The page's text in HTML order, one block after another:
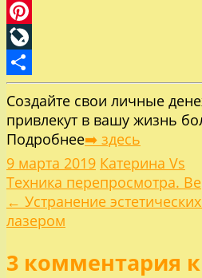
Email
Pinterest
LiveJournal
Отправить
Создайте свои личные
привлекут в вашу жизнь
Подробнее➡️ здесь
9 марта 2019 Катерина Vs
Навигация
по
записям
Техника перепросмотра.
← Устранение
лазером
3 комментария